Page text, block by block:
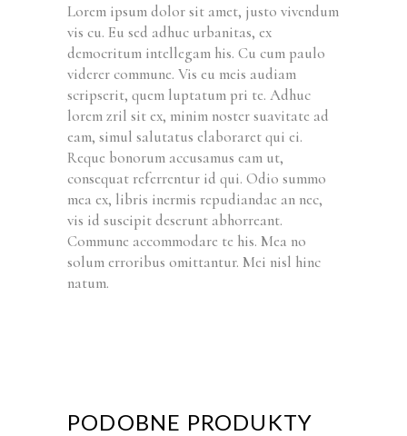
Lorem ipsum dolor sit amet, justo vivendum
vis cu. Eu sed adhuc urbanitas, ex
democritum intellegam his. Cu cum paulo
viderer commune. Vis eu meis audiam
scripserit, quem luptatum pri te. Adhuc
lorem zril sit ex, minim noster suavitate ad
eam, simul salutatus elaboraret qui ei.
Reque bonorum accusamus eam ut,
consequat referrentur id qui. Odio summo
mea ex, libris inermis repudiandae an nec,
vis id suscipit deserunt abhorreant.
Commune accommodare te his. Mea no
solum erroribus omittantur. Mei nisl hinc
natum.
PODOBNE PRODUKTY